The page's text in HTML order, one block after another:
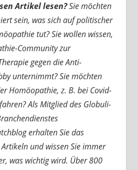
Artikel lesen?Sie möchten
sein, was sich auf politischer
tut? Sie wollen wissen,
Community zur
gegen die Anti-
unternimmt? Sie möchten
Homöopathie, z. B. bei Covid-
Als Mitglied des Globuli-
erhalten Sie das
und wissen Sie immer
was wichtig wird. Über 800